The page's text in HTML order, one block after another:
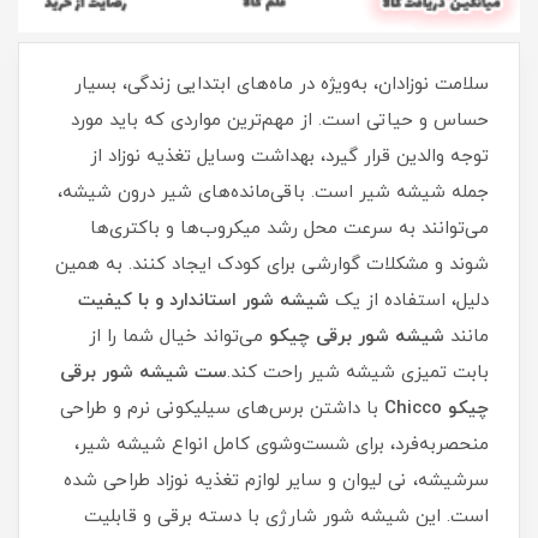
سلامت نوزادان، به‌ویژه در ماه‌های ابتدایی زندگی، بسیار
حساس و حیاتی است. از مهم‌ترین مواردی که باید مورد
توجه والدین قرار گیرد، بهداشت وسایل تغذیه نوزاد از
جمله شیشه شیر است. باقی‌مانده‌های شیر درون شیشه،
می‌توانند به سرعت محل رشد میکروب‌ها و باکتری‌ها
شوند و مشکلات گوارشی برای کودک ایجاد کنند. به همین
دلیل، استفاده از یک شیشه شور استاندارد و با کیفیت
مانند شیشه شور برقی چیکو می‌تواند خیال شما را از
بابت تمیزی شیشه شیر راحت کند.ست شیشه شور برقی
چیکو Chicco
با داشتن برس‌های سیلیکونی نرم و طراحی
منحصربه‌فرد، برای شست‌وشوی کامل انواع شیشه شیر،
سرشیشه، نی لیوان و سایر لوازم تغذیه نوزاد طراحی شده
است. این شیشه شور شارژی با دسته برقی و قابلیت